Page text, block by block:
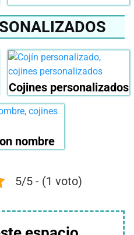
Cojines personalizados
nombre
5/5 - (1 voto)